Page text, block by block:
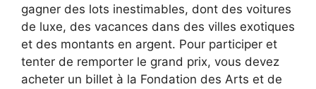
gagner des lots inestimables, dont des voitures
de luxe, des vacances dans des villes exotiques
et des montants en argent. Pour participer et
tenter de remporter le grand prix, vous devez
acheter un billet à la Fondation des Arts et de